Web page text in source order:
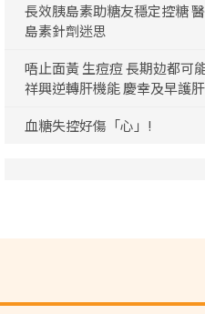
長效胰島素助糖友穩定控糖
島素針劑迷思
唔止面黃 生痘痘 長期攰都可
祥興逆轉肝機能 慶幸及早護肝
血糖失控好傷「心」!